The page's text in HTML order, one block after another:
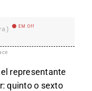
EM Off
representante
quinto o sexto